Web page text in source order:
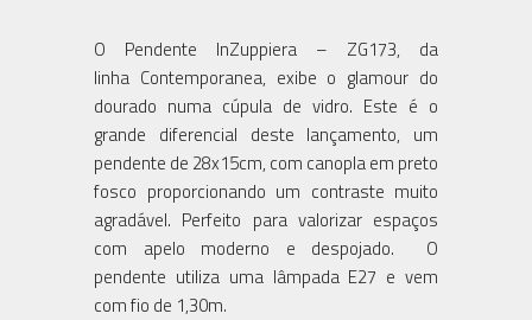
O Pendente InZuppiera – ZG173, da
linha Contemporanea, exibe o glamour do
dourado numa cúpula de vidro. Este é o
grande diferencial deste lançamento, um
pendente de 28x15cm, com canopla em preto
fosco proporcionando um contraste muito
agradável. Perfeito para valorizar espaços
com apelo moderno e despojado. O
pendente utiliza uma lâmpada E27 e vem
com fio de 1,30m.